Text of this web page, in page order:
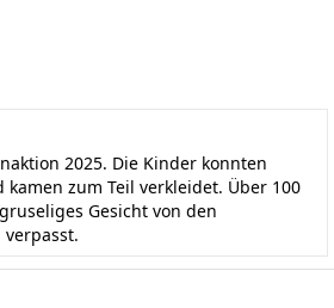
2025. Die Kinder konnten
zum Teil verkleidet. Über 100
Gesicht von den
verpasst.